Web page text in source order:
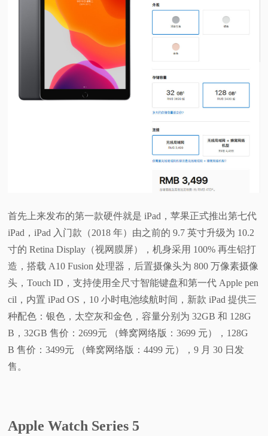
首先上来发布的第一款硬件就是 iPad，苹果正式推出第七代
iPad，iPad 入门款（2018 年）由之前的 9.7 英寸升级为 10.2
寸的 Retina Display（视网膜屏），机身采用 100% 再生铝打
造，搭载 A10 Fusion 处理器，后置摄像头为 800 万像素摄像
头，Touch ID，支持使用全尺寸智能键盘和第一代 Apple pen
cil，内置 iPad OS，10 小时电池续航时间，新款 iPad 提供三
种配色：银色，太空灰和金色，容量分别为 32GB 和 128G
B，32GB 售价：2699元 （蜂窝网络版：3699 元），128G
B 售价：3499元 （蜂窝网络版：4499 元），9 月 30 日发
售。
Apple Watch Series 5